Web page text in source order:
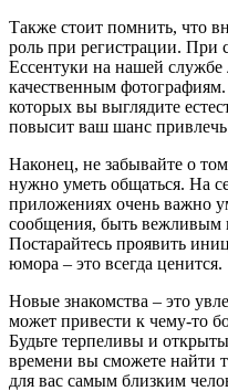
Также стоит помнить, что
роль при регистрации. При
Ессентуки на нашей
качественным
которых вы выглядите
повысит ваш шанс
Наконец, не забывайте о
нужно уметь общаться. На
приложениях очень важно
сообщения, быть вежливым
Постарайтесь проявить
юмора – это всегда ценится.
Новые знакомства – это
может привести к чему-то
Будьте терпеливы и
времени вы сможете найти
для вас самым близким